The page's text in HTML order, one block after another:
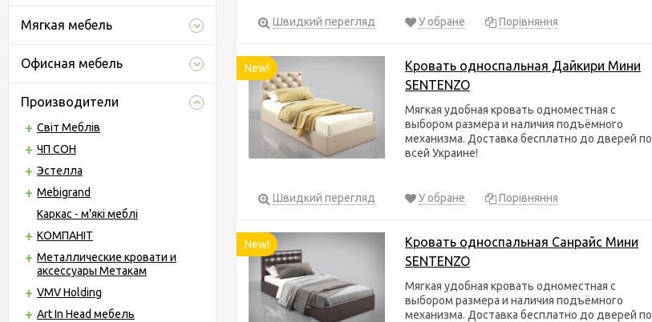
Мягкая мебель
Офисная мебель
Производители
Світ Меблів
ЧП СОН
Эстелла
Mebigrand
Каркас - м'які меблі
КОМПАНІТ
Металлические кровати и
аксессуары Метакам
VMV Holding
Art In Head мебель
Швидкий перегляд У обране Порівняння
New!
Кровать односпальная Дайкири Мини
SENTENZO
Мягкая удобная кровать одноместная с
выбором размера и наличия подъёмного
механизма. Доставка бесплатно до дверей по
всей Украине!
Швидкий перегляд У обране Порівняння
New!
Кровать односпальная Санрайс Мини
SENTENZO
Мягкая удобная кровать одноместная с
выбором размера и наличия подъёмного
механизма. Доставка бесплатно до дверей по